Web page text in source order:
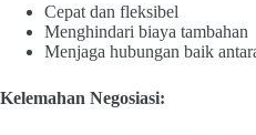
Cepat dan fleksibel
Menghindari biaya tambahan
Menjaga hubungan baik
Kelemahan Negosiasi: